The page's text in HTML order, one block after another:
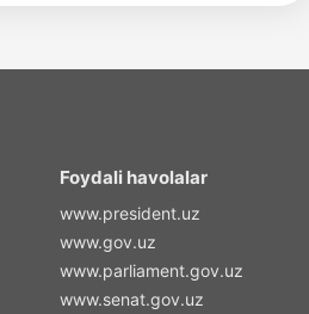
Foydali havolalar
www.president.uz
www.gov.uz
www.parliament.gov.uz
www.senat.gov.uz